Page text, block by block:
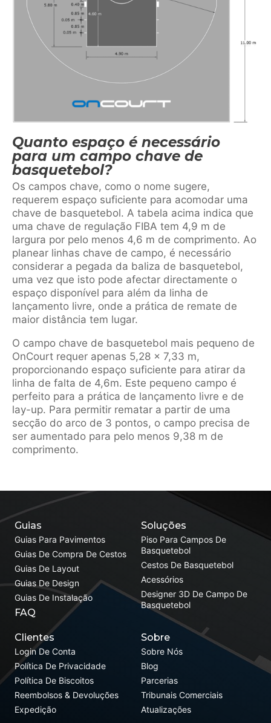
Quanto espaço é necessário
para um campo chave de
basquetebol?
Os campos chave, como o nome sugere,
requerem espaço suficiente para acomodar uma
chave de basquetebol. A tabela acima indica que
uma chave de regulação FIBA tem 4,9 m de
largura por pelo menos 4,6 m de comprimento. Ao
planear linhas chave de campo, é necessário
considerar a pegada da baliza de basquetebol,
uma vez que isto pode afectar directamente o
espaço disponível para além da linha de
lançamento livre, onde a prática de remate de
maior distância tem lugar.
O campo chave de basquetebol mais pequeno de
OnCourt requer apenas 5,28 x 7,33 m,
proporcionando espaço suficiente para atirar da
linha de falta de 4,6m. Este pequeno campo é
perfeito para a prática de lançamento livre e de
lay-up. Para permitir rematar a partir de uma
secção do arco de 3 pontos, o campo precisa de
ser aumentado para pelo menos 9,38 m de
comprimento.
Soluções
Piso Para Campos De
Basquetebol
Cestos De Basquetebol
Acessórios
Designer 3D De Campo De
Basquetebol
Guias
Guias Para Pavimentos
Guias De Compra De Cestos
Guias De Layout
Guias De Design
Guias De Instalação
FAQ
Clientes
Login De Conta
Política De Privacidade
Política De Biscoitos
Reembolsos & Devoluções
Expedição
Sobre
Sobre Nós
Blog
Parcerias
Tribunais Comerciais
Atualizações